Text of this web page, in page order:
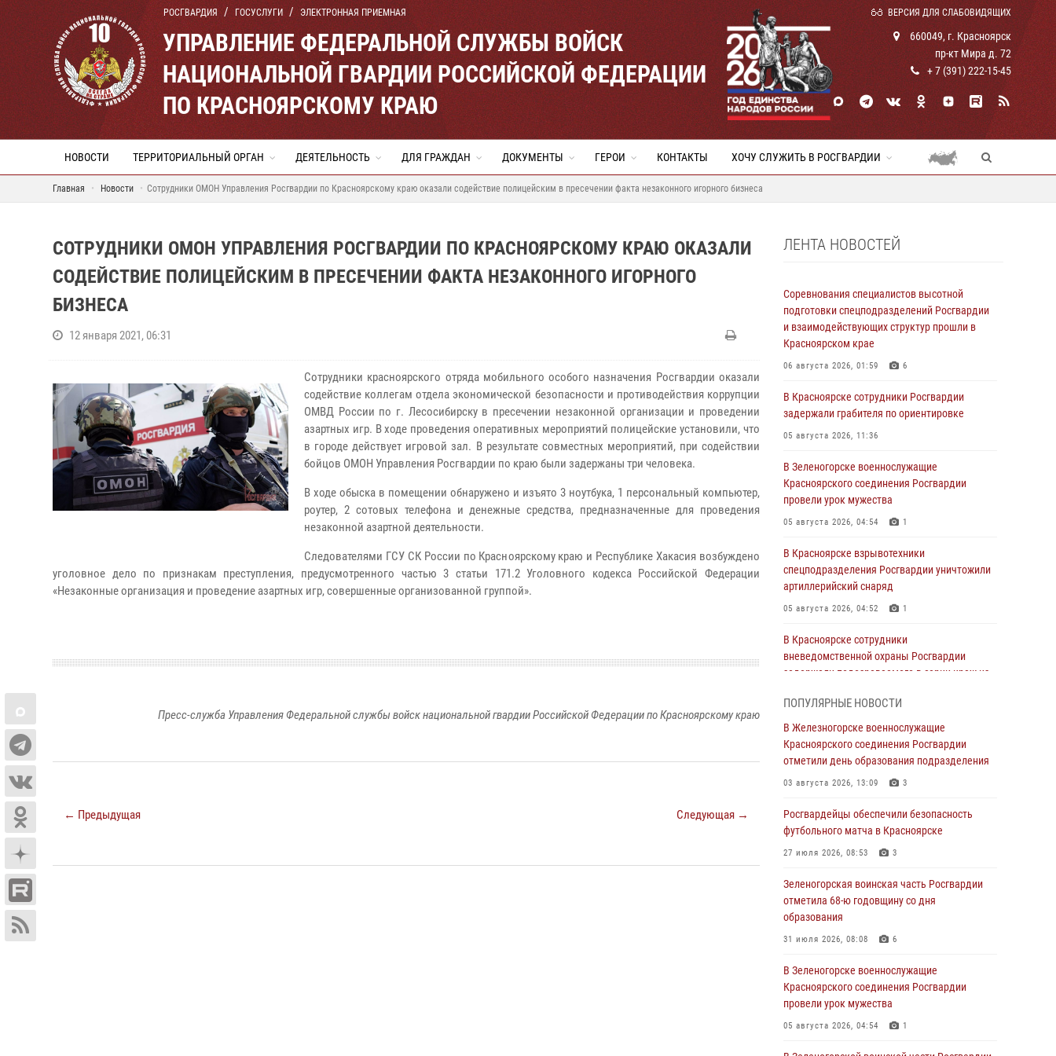
РОСГВАРДИЯ ГОСУСЛУГИ ЭЛЕКТРОННАЯ ПРИЕМНАЯ ВЕРСИЯ ДЛЯ СЛАБОВИДЯЩИХ
УПРАВЛЕНИЕ ФЕДЕРАЛЬНОЙ СЛУЖБЫ ВОЙСК
НАЦИОНАЛЬНОЙ ГВАРДИИ РОССИЙСКОЙ ФЕДЕРАЦИИ
ПО КРАСНОЯРСКОМУ КРАЮ
660049, г. Красноярск
пр-кт Мира д. 72
+ 7 (391) 222-15-45
НОВОСТИ ТЕРРИТОРИАЛЬНЫЙ ОРГАН ДЕЯТЕЛЬНОСТЬ ДЛЯ ГРАЖДАН ДОКУМЕНТЫ ГЕРОИ КОНТАКТЫ ХОЧУ СЛУЖИТЬ В РОСГВАРДИИ
Главная Новости Сотрудники ОМОН Управления Росгвардии по Красноярскому краю оказали содействие полицейским в пресечении факта незаконного игорного бизнеса
СОТРУДНИКИ ОМОН УПРАВЛЕНИЯ РОСГВАРДИИ ПО КРАСНОЯРСКОМУ КРАЮ ОКАЗАЛИ
СОДЕЙСТВИЕ ПОЛИЦЕЙСКИМ В ПРЕСЕЧЕНИИ ФАКТА НЕЗАКОННОГО ИГОРНОГО
БИЗНЕСА
12 января 2021, 06:31
Сотрудники красноярского отряда мобильного особого назначения Росгвардии оказали
содействие коллегам отдела экономической безопасности и противодействия коррупции
ОМВД России по г. Лесосибирску в пресечении незаконной организации и проведении
азартных игр. В ходе проведения оперативных мероприятий полицейские установили, что
в городе действует игровой зал. В результате совместных мероприятий, при содействии
бойцов ОМОН Управления Росгвардии по краю были задержаны три человека.
В ходе обыска в помещении обнаружено и изъято 3 ноутбука, 1 персональный компьютер,
роутер, 2 сотовых телефона и денежные средства, предназначенные для проведения
незаконной азартной деятельности.
Следователями ГСУ СК России по Красноярскому краю и Республике Хакасия возбуждено
уголовное дело по признакам преступления, предусмотренного частью 3 статьи 171.2 Уголовного кодекса Российской Федерации
«Незаконные организация и проведение азартных игр, совершенные организованной группой».
Пресс-служба Управления Федеральной службы войск национальной гвардии Российской Федерации по Красноярскому краю
← Предыдущая Следующая →
ЛЕНТА НОВОСТЕЙ
Соревнования специалистов высотной
подготовки спецподразделений Росгвардии
и взаимодействующих структур прошли в
Красноярском крае
06 августа 2026, 01:59 6
В Красноярске сотрудники Росгвардии
задержали грабителя по ориентировке
05 августа 2026, 11:36
В Зеленогорске военнослужащие
Красноярского соединения Росгвардии
провели урок мужества
05 августа 2026, 04:54 1
В Красноярске взрывотехники
спецподразделения Росгвардии уничтожили
артиллерийский снаряд
05 августа 2026, 04:52 1
В Красноярске сотрудники
вневедомственной охраны Росгвардии
задержали подозреваемого в серии краж из
Сотрудники Росгвардии обеспечили
общественный порядок во время
проведения экстремального заплыва в
04 августа 2026, 08:36 1
В Красноярске сотрудники Росгвардии
супермаркета
04 августа 2026, 06:50
Военнослужащие Красноярского соединения
с тонкостями РХБ защиты
03 августа 2026, 13:12 2
В Железногорске военнослужащие
отметили день образования подразделения
ПОПУЛЯРНЫЕ НОВОСТИ
В Железногорске военнослужащие
Красноярского соединения Росгвардии
отметили день образования подразделения
03 августа 2026, 13:09 3
Росгвардейцы обеспечили безопасность
футбольного матча в Красноярске
27 июля 2026, 08:53 3
Зеленогорская воинская часть Росгвардии
отметила 68-ю годовщину со дня
образования
31 июля 2026, 08:08 6
В Зеленогорске военнослужащие
Красноярского соединения Росгвардии
провели урок мужества
05 августа 2026, 04:54 1